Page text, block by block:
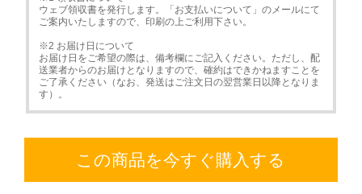
ウェブ領収書を発行します。「お支払いについて」のメールにて
ご案内いたしますので、印刷の上ご利用下さい。
※2 お届け日について
お届け日をご希望の際は、備考欄にご記入ください。ただし、配
送業者からのお届けとなりますので、確約はできかねますことを
ご了承ください（なお、発送はご注文日の翌営業日以降となりま
す）。
この商品を今すぐ購入する